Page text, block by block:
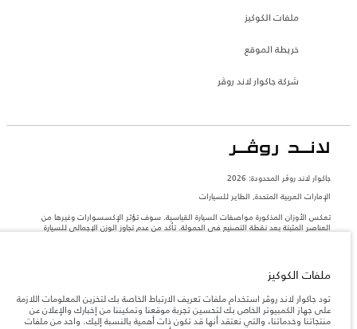
ملفات الكوكيز
خريطة الموقع
شركة جاكوار لاند روڤر
جاكوار لاند روڨر المحدودة: 2026
الإمارات العربية المتحدة, الطاير للسيارات
تعكس الأوزان المذكورة مواصفات السيارة القياسية. سوف تؤثر الإكسسوارات وغيرها من
العناصر المثبتة بعد نقطة التصنيع في الحمولة. تأكد من عدم تجاوز الوزن الإجمالي للسيارة
المعلومات والمواصفات والأسعار والألوان المذكورة على هذا الموقع قد تختلف من بلد إلى
آخر، كما أنّها قد تتغير بدون إشعار مسبق. الرجاء التواصل مع وكيلنا المحلي للتأكد من توفّرها
والتحقق من الأسعار.
ملاحظة مهمة حول الصور والمواصفات.إن النقص العالمي في أشباه الموصلات يؤثر حاليًا
ملفات الكوكيز
تود جاكوار لاند روڤر استخدام ملفات تعريف الارتباط الخاصة بك لتخزين المعلومات اللازمة
على جهاز الكمبيوتر الخاص بك لتحسين تجربة موقعنا وتمكيننا من إخبارك والإعلان عن
منتجاتنا وخدماتنا، والتي نعتقد أنها قد تكون ذات أهمية بالنسبة إليك. واحد من ملفات